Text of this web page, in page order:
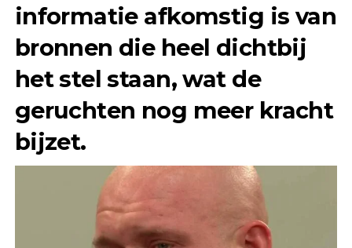
informatie afkomstig is van
bronnen die heel dichtbij
het stel staan, wat de
geruchten nog meer kracht
bijzet.